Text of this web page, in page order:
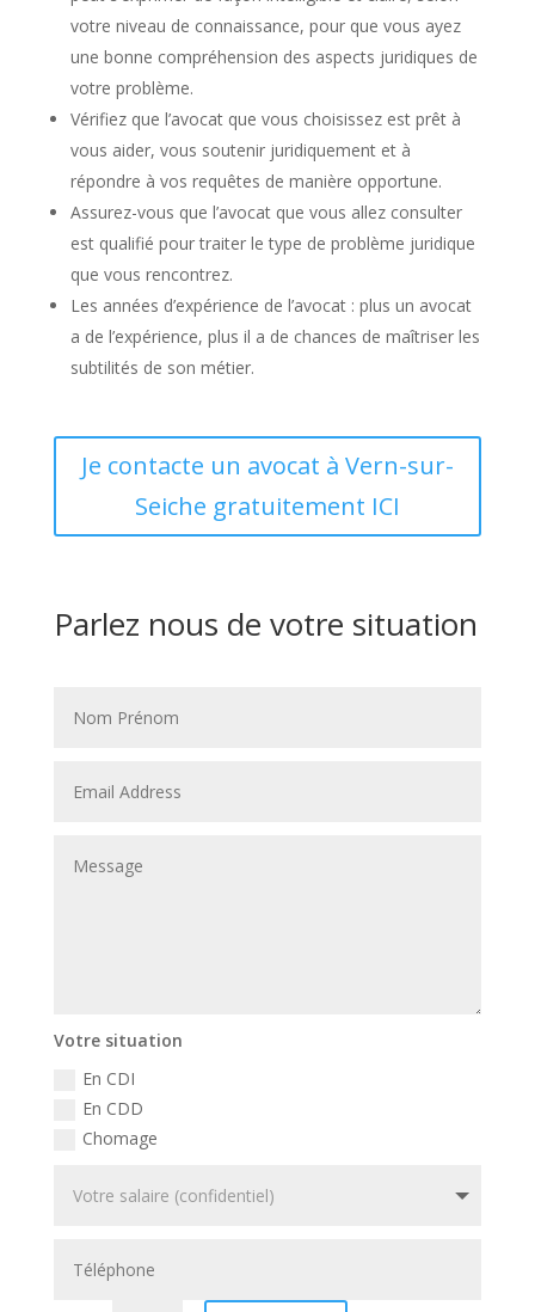
votre niveau de connaissance, pour que vous ayez
une bonne compréhension des aspects juridiques de
votre problème.
Vérifiez que l’avocat que vous choisissez est prêt à
vous aider, vous soutenir juridiquement et à
répondre à vos requêtes de manière opportune.
Assurez-vous que l’avocat que vous allez consulter
est qualifié pour traiter le type de problème juridique
que vous rencontrez.
Les années d’expérience de l’avocat : plus un avocat
a de l’expérience, plus il a de chances de maîtriser les
subtilités de son métier.
Je contacte un avocat à Vern-sur-
Seiche gratuitement ICI
Parlez nous de votre situation
Votre situation
En CDI
En CDD
Chomage